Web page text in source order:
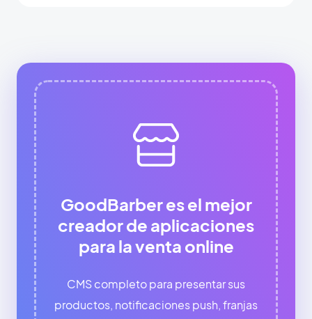
GoodBarber es el mejor
creador de aplicaciones
para la venta online
CMS completo para presentar sus
productos, notificaciones push, franjas